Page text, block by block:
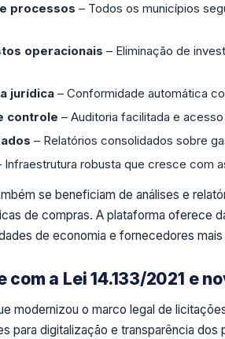
processos – Todos os municípios
operacionais – Eliminação de
jurídica – Conformidade automática
controle – Auditoria facilitada e
– Relatórios consolidados sobre
Infraestrutura robusta que cresce com
se beneficiam de análises e
de compras. A plataforma oferece
de economia e fornecedores
com a Lei 14.133/2021 e
modernizou o marco legal de
para digitalização e transparência